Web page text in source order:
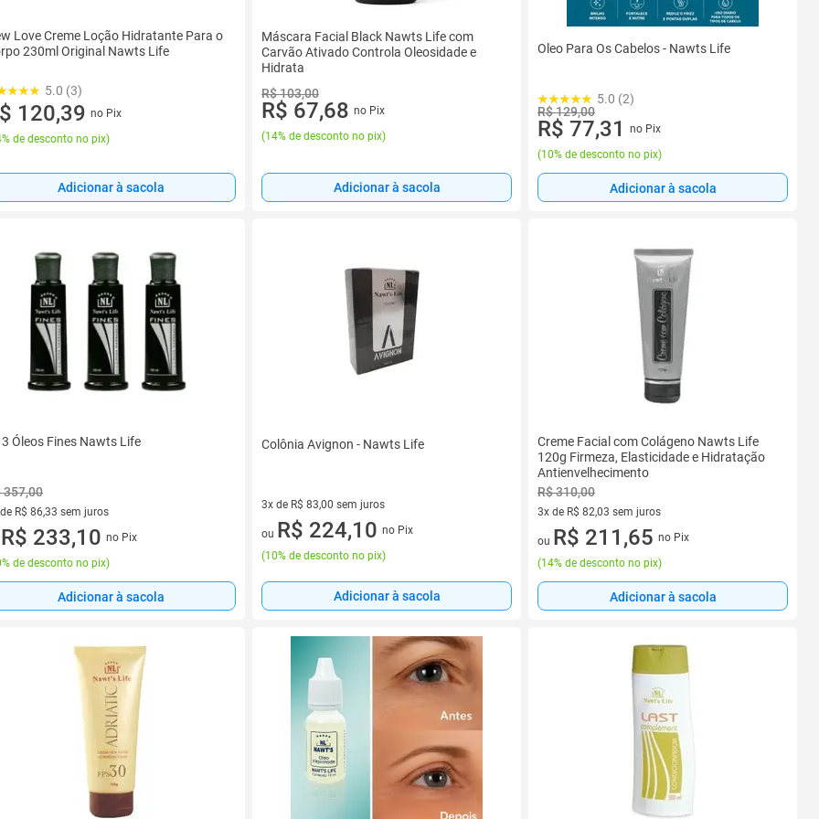
Love Creme Loção Hidratante Para o
230ml Original Nawts Life
5.0 (3)
120,39 no Pix
de desconto no pix)
Adicionar à sacola
Máscara Facial Black Nawts Life com
Carvão Ativado Controla Oleosidade e
Hidrata
R$ 103,00
R$ 67,68 no Pix
(14% de desconto no pix)
Adicionar à sacola
Oleo Para Os Cabelos - Nawts Life
5.0 (2)
R$ 129,00
R$ 77,31
no Pix
(10% de desconto no pix)
Adicionar à sacola
3 Óleos Fines Nawts Life
357,00
R$ 86,33 sem juros
de R$ 86,33 sem juros
R$ 233,10 no Pix
de desconto no pix)
Adicionar à sacola
Colônia Avignon - Nawts Life
3x de R$ 83,00 sem juros
3 vez de R$ 83,00 sem juros
ou R$ 224,10 no Pix
(10% de desconto no pix)
Adicionar à sacola
Creme Facial com Colágeno Nawts Life
120g Firmeza, Elasticidade e Hidratação
Antienvelhecimento
R$ 310,00
3x de R$ 82,03 sem juros
3 vez de R$ 82,03 sem juros
ou R$ 211,65 no Pix
(14% de desconto no pix)
Adicionar à sacola